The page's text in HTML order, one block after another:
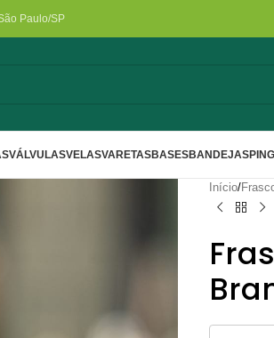
Paulo/SP
VÁLVULASVELASVARETASBASESBANDEJAS
Início/